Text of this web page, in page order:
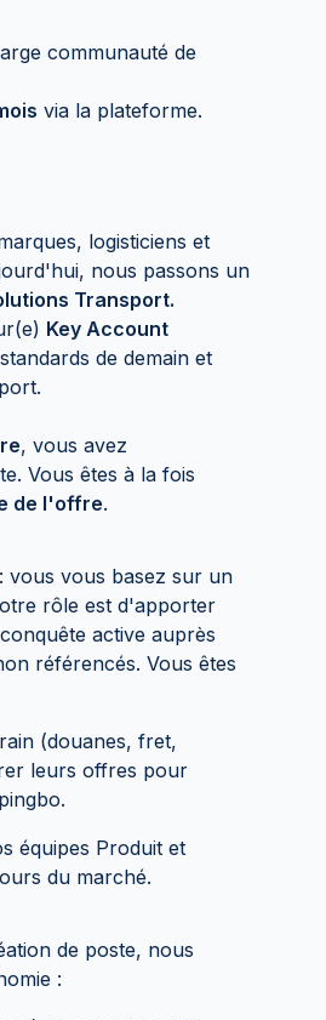
communauté de
via la plateforme.
logisticiens et
nous passons un
Transport.
Key Account
de demain et
, vous avez
Vous êtes à la fois
de l'offre.
vous vous basez sur un
rôle est d'apporter
active auprès
référencés. Vous êtes
(douanes, fret,
leurs offres pour
équipes Produit et
du marché.
de poste, nous
: